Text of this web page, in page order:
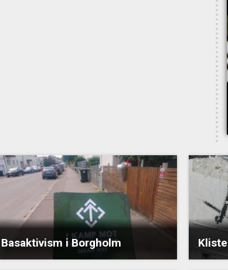
Basaktivism i Borgholm